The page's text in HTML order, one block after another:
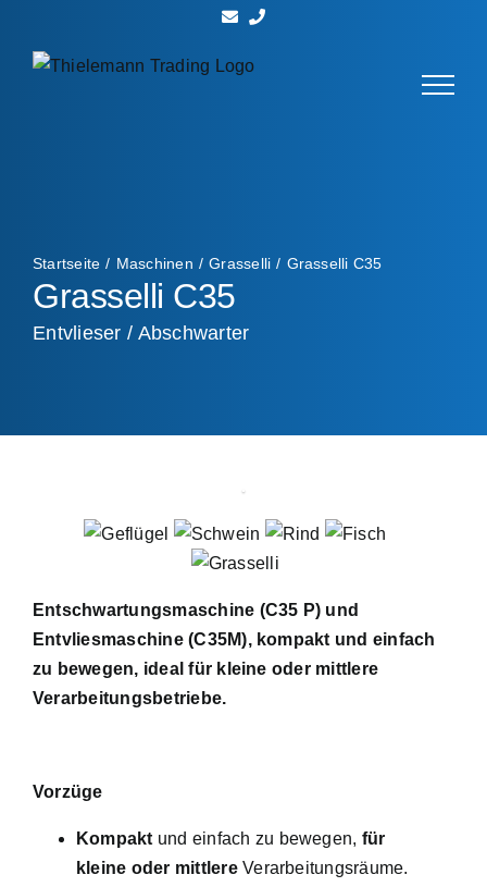
springen
Grasselli C35
Entvlieser / Abschwarter
Startseite Maschinen Grasselli Grasselli C35
Entschwartungsmaschine (C35 P) und
Entvliesmaschine (C35M), kompakt und einfach
zu bewegen, ideal für kleine oder mittlere
Verarbeitungsbetriebe.
Vorzüge
Kompakt und einfach zu bewegen, für
kleine oder mittlereVerarbeitungsräume.